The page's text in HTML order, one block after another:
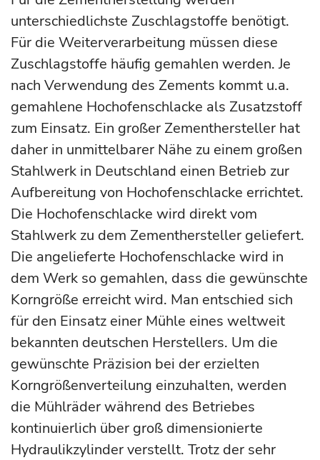
unterschiedlichste Zuschlagstoffe benötigt.
Für die Weiterverarbeitung müssen diese
Zuschlagstoffe häufig gemahlen werden. Je
nach Verwendung des Zements kommt u.a.
gemahlene Hochofenschlacke als Zusatzstoff
zum Einsatz. Ein großer Zementhersteller hat
daher in unmittelbarer Nähe zu einem großen
Stahlwerk in Deutschland einen Betrieb zur
Aufbereitung von Hochofenschlacke errichtet.
Die Hochofenschlacke wird direkt vom
Stahlwerk zu dem Zementhersteller geliefert.
Die angelieferte Hochofenschlacke wird in
dem Werk so gemahlen, dass die gewünschte
Korngröße erreicht wird. Man entschied sich
für den Einsatz einer Mühle eines weltweit
bekannten deutschen Herstellers. Um die
gewünschte Präzision bei der erzielten
Korngrößenverteilung einzuhalten, werden
die Mühlräder während des Betriebes
kontinuierlich über groß dimensionierte
Hydraulikzylinder verstellt. Trotz der sehr